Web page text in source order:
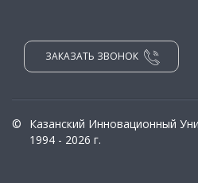
ЗАКАЗАТЬ ЗВОНОК
©
Казанский Инновационный
1994 - 2026 г.